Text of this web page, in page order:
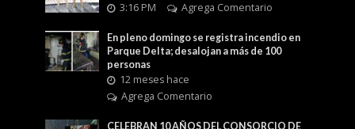
3:16 PM Agrega Comentario
En pleno domingo se registra incendio en
Parque Delta; desalojan a más de 100
personas
12 meses hace
Agrega Comentario
CELEBRAN 10 AÑOS DEL CONSORCIO DE